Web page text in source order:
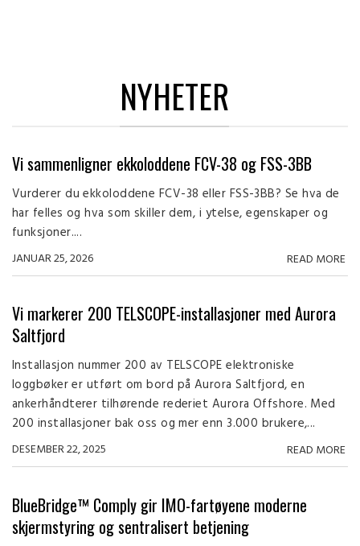
NYHETER
Vi sammenligner ekkoloddene FCV-38 og FSS-3BB
Vurderer du ekkoloddene FCV-38 eller FSS-3BB? Se hva de
har felles og hva som skiller dem, i ytelse, egenskaper og
funksjoner....
JANUAR 25, 2026 READ MORE
Vi markerer 200 TELSCOPE-installasjoner med Aurora
Saltfjord
Installasjon nummer 200 av TELSCOPE elektroniske
loggbøker er utført om bord på Aurora Saltfjord, en
ankerhåndterer tilhørende rederiet Aurora Offshore. Med
200 installasjoner bak oss og mer enn 3.000 brukere,...
DESEMBER 22, 2025 READ MORE
BlueBridge™ Comply gir IMO-fartøyene moderne
skjermstyring og sentralisert betjening